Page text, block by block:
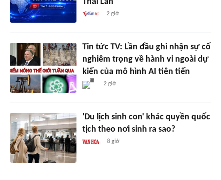
Thái Lan
2 giờ
Tin tức TV: Lần đầu ghi nhận sự cố
nghiêm trọng về hành vi ngoài dự
kiến của mô hình AI tiên tiến
2 giờ
'Du lịch sinh con' khác quyền quốc
tịch theo nơi sinh ra sao?
8 giờ